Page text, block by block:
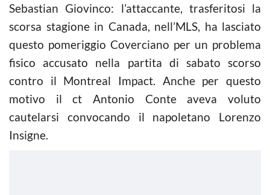
Sebastian Giovinco: l’attaccante, trasferitosi la
scorsa stagione in Canada, nell’MLS, ha lasciato
questo pomeriggio Coverciano per un problema
fisico accusato nella partita di sabato scorso
contro il Montreal Impact. Anche per questo
motivo il ct Antonio Conte aveva voluto
cautelarsi convocando il napoletano Lorenzo
Insigne.